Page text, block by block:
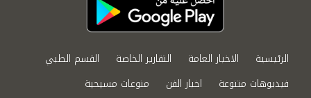
الرئيسية الاخبار العامة التقارير الخاصة
القسم الطبي
فيديوهات متنوعة
اخبار الفن
منوعات مسيحية